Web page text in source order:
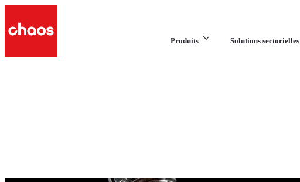
Produits Solutions sectorielles